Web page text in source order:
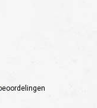
beoordelingen